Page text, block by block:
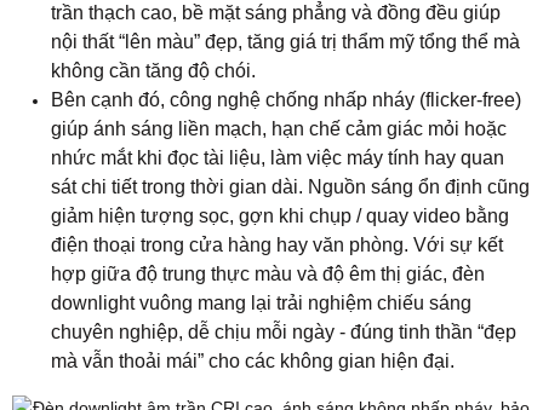
trần thạch cao, bề mặt sáng phẳng và đồng đều giúp
nội thất “lên màu” đẹp, tăng giá trị thẩm mỹ tổng thể mà
không cần tăng độ chói.
Bên cạnh đó, công nghệ chống nhấp nháy (flicker-free)
giúp ánh sáng liền mạch, hạn chế cảm giác mỏi hoặc
nhức mắt khi đọc tài liệu, làm việc máy tính hay quan
sát chi tiết trong thời gian dài. Nguồn sáng ổn định cũng
giảm hiện tượng sọc, gợn khi chụp / quay video bằng
điện thoại trong cửa hàng hay văn phòng. Với sự kết
hợp giữa độ trung thực màu và độ êm thị giác, đèn
downlight vuông mang lại trải nghiệm chiếu sáng
chuyên nghiệp, dễ chịu mỗi ngày - đúng tinh thần “đẹp
mà vẫn thoải mái” cho các không gian hiện đại.